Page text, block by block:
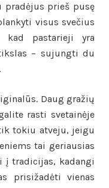
prieš pusę
visus svečius
kad pastarieji yra
– sujungti du
Daug gražių
rasti svetainėje
tokiu atveju, jeigu
tai geriausias
tradicijas, kadangi
prisižadėti vienas